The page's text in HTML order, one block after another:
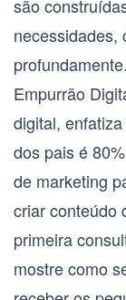
são
necessidades,
Empurrão
digital,
dos pais é
de marketing
criar conteúdo
primeira
mostre como